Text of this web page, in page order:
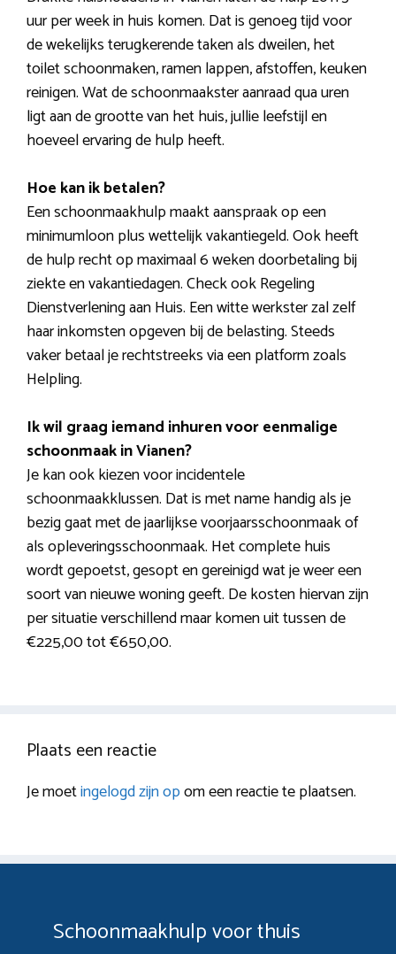
uur per week in huis komen. Dat is genoeg tijd voor
de wekelijks terugkerende taken als dweilen, het
toilet schoonmaken, ramen lappen, afstoffen, keuken
reinigen. Wat de schoonmaakster aanraad qua uren
ligt aan de grootte van het huis, jullie leefstijl en
hoeveel ervaring de hulp heeft.
Hoe kan ik betalen?
Een schoonmaakhulp maakt aanspraak op een
minimumloon plus wettelijk vakantiegeld. Ook heeft
de hulp recht op maximaal 6 weken doorbetaling bij
ziekte en vakantiedagen. Check ook Regeling
Dienstverlening aan Huis. Een witte werkster zal zelf
haar inkomsten opgeven bij de belasting. Steeds
vaker betaal je rechtstreeks via een platform zoals
Helpling.
Ik wil graag iemand inhuren voor eenmalige
schoonmaak in Vianen?
Je kan ook kiezen voor incidentele
schoonmaakklussen. Dat is met name handig als je
bezig gaat met de jaarlijkse voorjaarsschoonmaak of
als opleveringsschoonmaak. Het complete huis
wordt gepoetst, gesopt en gereinigd wat je weer een
soort van nieuwe woning geeft. De kosten hiervan zijn
per situatie verschillend maar komen uit tussen de
€225,00 tot €650,00.
Plaats een reactie
Je moetingelogd zijn opom een reactie te plaatsen.
Schoonmaakhulp voor thuis